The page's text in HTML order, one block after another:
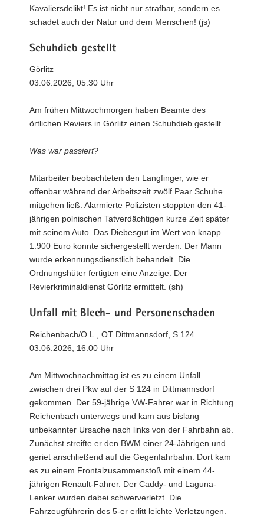
Kavaliersdelikt! Es ist nicht nur strafbar, sondern es
schadet auch der Natur und dem Menschen! (js)
Schuhdieb gestellt
Görlitz
03.06.2026, 05:30 Uhr
Am frühen Mittwochmorgen haben Beamte des
örtlichen Reviers in Görlitz einen Schuhdieb gestellt.
Was war passiert?
Mitarbeiter beobachteten den Langfinger, wie er
offenbar während der Arbeitszeit zwölf Paar Schuhe
mitgehen ließ. Alarmierte Polizisten stoppten den 41-
jährigen polnischen Tatverdächtigen kurze Zeit später
mit seinem Auto. Das Diebesgut im Wert von knapp
1.900 Euro konnte sichergestellt werden. Der Mann
wurde erkennungsdienstlich behandelt. Die
Ordnungshüter fertigten eine Anzeige. Der
Revierkriminaldienst Görlitz ermittelt. (sh)
Unfall mit Blech- und Personenschaden
Reichenbach/O.L., OT Dittmannsdorf, S 124
03.06.2026, 16:00 Uhr
Am Mittwochnachmittag ist es zu einem Unfall
zwischen drei Pkw auf der S 124 in Dittmannsdorf
gekommen. Der 59-jährige VW-Fahrer war in Richtung
Reichenbach unterwegs und kam aus bislang
unbekannter Ursache nach links von der Fahrbahn ab.
Zunächst streifte er den BWM einer 24-Jährigen und
geriet anschließend auf die Gegenfahrbahn. Dort kam
es zu einem Frontalzusammenstoß mit einem 44-
jährigen Renault-Fahrer. Der Caddy- und Laguna-
Lenker wurden dabei schwerverletzt. Die
Fahrzeugführerin des 5-er erlitt leichte Verletzungen.